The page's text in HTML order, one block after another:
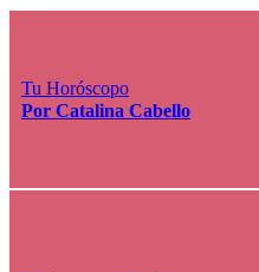
Tu Horóscopo
Por Catalina Cabello